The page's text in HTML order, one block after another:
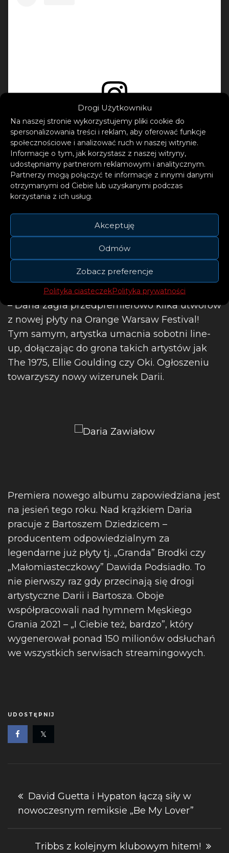
Drogi Użytkowniku
Na naszej stronie wykorzystujemy pliki cookie do
spersonalizowania treści i reklam, aby oferować funkcje
społecznościowe i analizować ruch w naszej witrynie.
Informacje o tym, jak korzystasz z naszej witryny,
udostępniamy partnerom reklamowym i analitycznym.
Partnerzy mogą połączyć te informacje z innymi danymi
otrzymanymi od Ciebie lub uzyskanymi podczas
korzystania z ich usług.
Akceptuję
Odmów
Zobacz preferencje
Polityka ciasteczekPolityka prywatności
Wyświetl ten post na Instagramie
Post udostępniony przez Daria Zawiałow (@zavialovd)
Trzy tygodnie po premierze singla – 3 czerwca
– Daria zagra przedpremierowo kilka utworów
z nowej płyty na Orange Warsaw Festival!
Tym samym, artystka umacnia sobotni line-
up, dołączając do grona takich artystów jak
The 1975, Ellie Goulding czy Oki. Ogłoszeniu
towarzyszy nowy wizerunek Darii.
Premiera nowego albumu zapowiedziana jest
na jesień tego roku. Nad krążkiem Daria
pracuje z Bartoszem Dziedzicem –
producentem odpowiedzialnym za
legendarne już płyty tj. „Granda” Brodki czy
„Małomiasteczkowy” Dawida Podsiadło. To
nie pierwszy raz gdy przecinają się drogi
artystyczne Darii i Bartosza. Oboje
współpracowali nad hymnem Męskiego
Grania 2021 – „I Ciebie też, bardzo”, który
wygenerował ponad 150 milionów odsłuchań
we wszystkich serwisach streamingowych.
UDOSTĘPNIJ
Nawigacja
wpisu
David Guetta i Hypaton łączą siły w
nowoczesnym remiksie „Be My Lover”
Tribbs z kolejnym klubowym hitem!